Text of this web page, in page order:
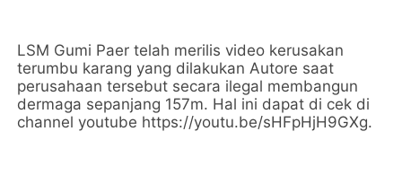
LSM Gumi Paer telah merilis video kerusakan
terumbu karang yang dilakukan Autore saat
perusahaan tersebut secara ilegal membangun
dermaga sepanjang 157m. Hal ini dapat di cek di
channel youtube https://youtu.be/sHFpHjH9GXg.